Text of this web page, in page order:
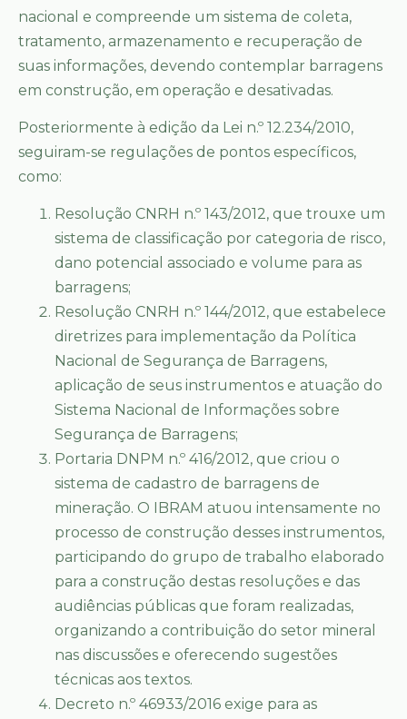
nacional e compreende um sistema de coleta,
tratamento, armazenamento e recuperação de
suas informações, devendo contemplar barragens
em construção, em operação e desativadas.
Posteriormente à edição da Lei n.º 12.234/2010,
seguiram-se regulações de pontos específicos,
como:
Resolução CNRH n.º 143/2012, que trouxe um
sistema de classificação por categoria de risco,
dano potencial associado e volume para as
barragens;
Resolução CNRH n.º 144/2012, que estabelece
diretrizes para implementação da Política
Nacional de Segurança de Barragens,
aplicação de seus instrumentos e atuação do
Sistema Nacional de Informações sobre
Segurança de Barragens;
Portaria DNPM n.º 416/2012, que criou o
sistema de cadastro de barragens de
mineração. O IBRAM atuou intensamente no
processo de construção desses instrumentos,
participando do grupo de trabalho elaborado
para a construção destas resoluções e das
audiências públicas que foram realizadas,
organizando a contribuição do setor mineral
nas discussões e oferecendo sugestões
técnicas aos textos.
Decreto n.º 46933/2016 exige para as